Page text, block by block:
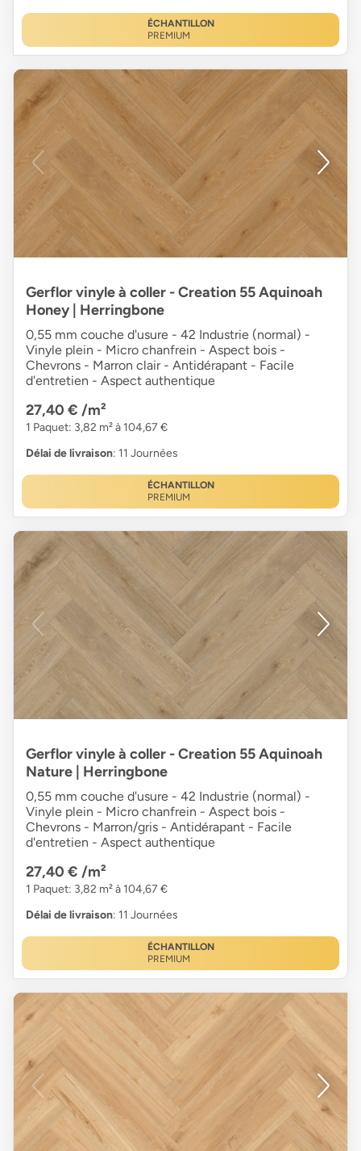
ÉCHANTILLON
PREMIUM
Gerflor vinyle à coller - Creation 55 Aquinoah
Honey | Herringbone
0,55 mm couche d'usure - 42 Industrie (normal) -
Vinyle plein - Micro chanfrein - Aspect bois -
Chevrons - Marron clair - Antidérapant - Facile
d'entretien - Aspect authentique
27,40 € /m²
1 Paquet: 3,82 m² à 104,67 €
Délai de livraison: 11 Journées
ÉCHANTILLON
PREMIUM
Gerflor vinyle à coller - Creation 55 Aquinoah
Nature | Herringbone
0,55 mm couche d'usure - 42 Industrie (normal) -
Vinyle plein - Micro chanfrein - Aspect bois -
Chevrons - Marron/gris - Antidérapant - Facile
d'entretien - Aspect authentique
27,40 € /m²
1 Paquet: 3,82 m² à 104,67 €
Délai de livraison: 11 Journées
ÉCHANTILLON
PREMIUM